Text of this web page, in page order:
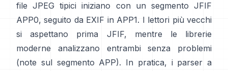
file JPEG tipici iniziano con un segmento JFIF
APP0, seguito da EXIF in APP1. I lettori più vecchi
si aspettano prima JFIF, mentre le librerie
moderne analizzano entrambi senza problemi
(note sul segmento APP). In pratica, i parser a